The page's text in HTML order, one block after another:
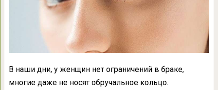
В наши дни, у женщин нет ограничений в браке,
многие даже не носят обручальное кольцо.